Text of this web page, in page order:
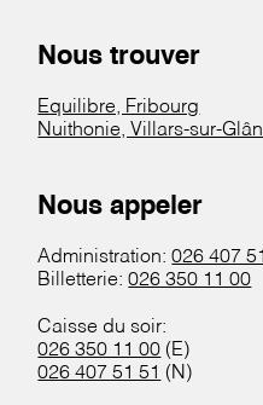
Nous trouver
Equilibre, Fribourg
Nuithonie, Villars-sur-
Nous appeler
Administration:026 407
Billetterie:026 350 11 00
Caisse du soir:
026 350 11 00 (E)
026 407 51 51 (N)